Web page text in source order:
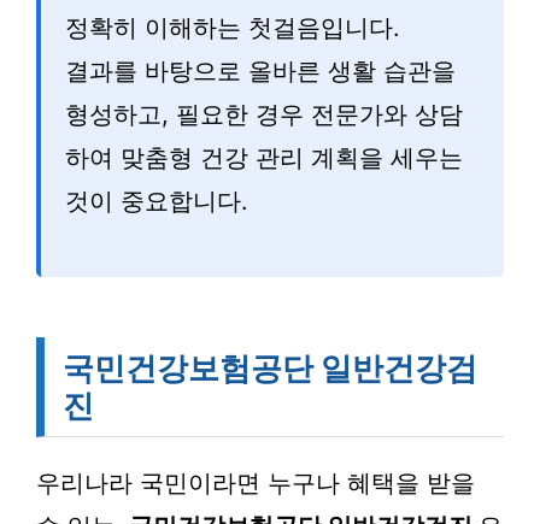
정확히 이해하는 첫걸음입니다.
결과를 바탕으로 올바른 생활 습관을
형성하고, 필요한 경우 전문가와 상담
하여 맞춤형 건강 관리 계획을 세우는
것이 중요합니다.
국민건강보험공단 일반건강검
진
우리나라 국민이라면 누구나 혜택을 받을